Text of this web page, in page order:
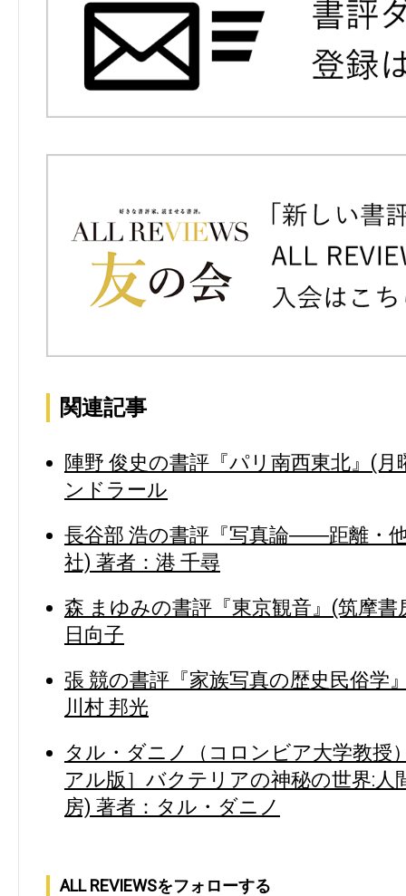
関連記事
陣野 俊史の書評『パリ南西東北』(
ンドラール
長谷部 浩の書評『写真論――距離・
社) 著者：港 千尋
森 まゆみの書評『東京観音』(筑摩書
日向子
張 競の書評『家族写真の歴史民俗学
川村 邦光
タル・ダニノ（コロンビア大学教授
アル版］バクテリアの神秘の世界:人
房) 著者：タル・ダニノ
ALL REVIEWSをフォローする